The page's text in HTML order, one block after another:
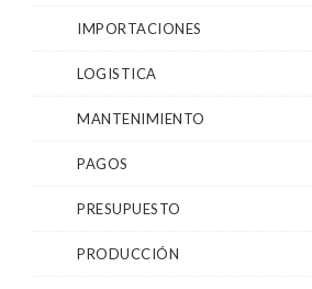
IMPORTACIONES
LOGISTICA
MANTENIMIENTO
PAGOS
PRESUPUESTO
PRODUCCIÓN